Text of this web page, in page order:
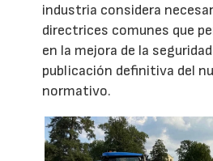
industria considera
directrices comunes que
en la mejora de la
publicación definitiva del
normativo.